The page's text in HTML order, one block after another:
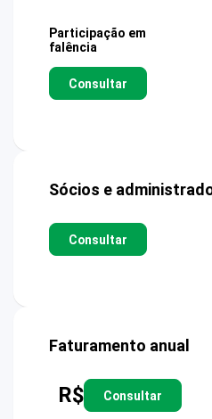
Participação em
falência
Consultar
Sócios e
Consultar
Faturamento anual
R$ Consultar